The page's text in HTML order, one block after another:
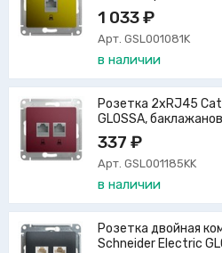
1 033 ₽
Арт. GSL001081K
в наличии
Розетка 2xRJ45
GLOSSA,
337 ₽
Арт. GSL001185KK
в наличии
Розетка двойная
Schneider Electric